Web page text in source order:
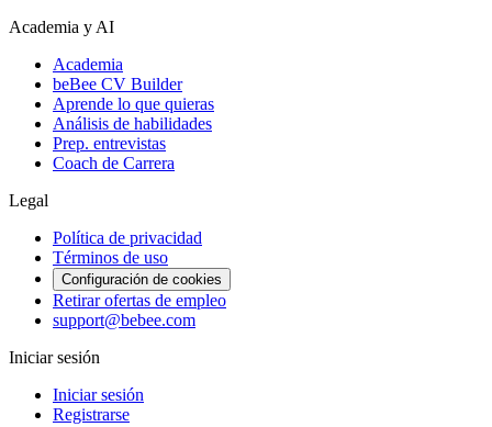
Academia y AI
Academia
beBee CV Builder
Aprende lo que quieras
Análisis de habilidades
Prep. entrevistas
Coach de Carrera
Legal
Política de privacidad
Términos de uso
Configuración de cookies
Retirar ofertas de empleo
support@bebee.com
Iniciar sesión
Iniciar sesión
Registrarse